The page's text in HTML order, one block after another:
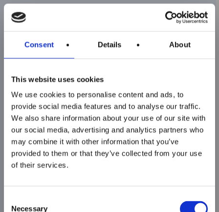
Consent Details About
This website uses cookies
We use cookies to personalise content and ads, to
provide social media features and to analyse our traffic.
We also share information about your use of our site with
our social media, advertising and analytics partners who
may combine it with other information that you’ve
provided to them or that they’ve collected from your use
of their services.
Necessary
(MIM) dedicati al sistema ITS Academy, ai
in sinergia con il Patto per il Lavoro e per il
Clima e con la strategia di Specializzazione
Intelligente (S3) regionale.
Questa convergenza di fonti pubbliche
consente la fruizione gratuita o a costi ridotti
del percorso per i partecipanti, garantendo al
Sono aperte le
iscrizioni ai corsi
ITS MAKER
Academy per il
biennio 2026–2028!
Chiusura iscrizioni: